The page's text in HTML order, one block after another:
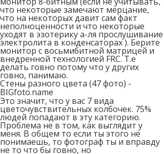
что некоторые замечают мерцание,
что на некоторых давит сам факт
неполноценности и что некоторые
уходят в эзотерику а-ля прослушивание
электролита в конденсаторах ). Берите
монитор с восьмибитной матрицей и
внедренной технологией FRC. Т.е
делать говно потому что у других
говно, панимаю.
Стены разного цвета (47 фото) -
BIGfoto.name
Это значит, что у вас 7 вида
цветочувствительных колбочек. 75%
людей попадают в эту категорию.
Проблема не в том, как выглядит у
меня. В общем то если ты этого не
понимаешь, то фотограф ты и вправду
не то что бы говно, но